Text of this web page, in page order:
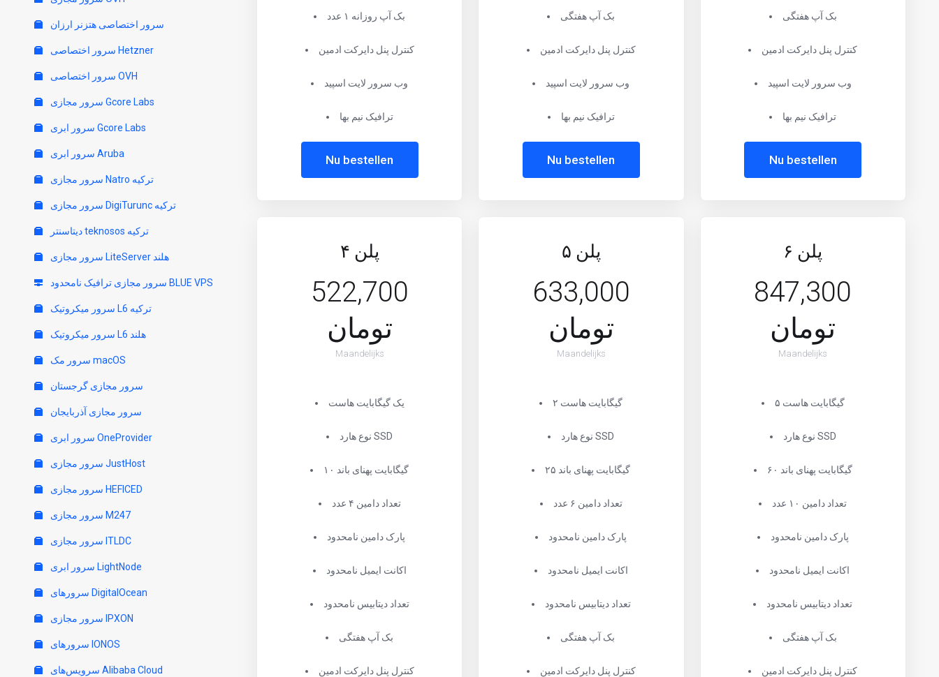
سرور اختصاصی هتزنر ارزان
سرور اختصاصی Hetzner
سرور اختصاصی OVH
سرور مجازی Gcore Labs
سرور ابری Gcore Labs
سرور ابری Aruba
سرور مجازی Natro ترکیه
سرور مجازی DigiTurunc ترکیه
دیتاسنتر teknosos ترکیه
سرور مجازی LiteServer هلند
سرور مجازی ترافیک نامحدود BLUE VPS
سرور میکروتیک L6 ترکیه
سرور میکروتیک L6 هلند
سرور مک macOS
سرور مجازی گرجستان
سرور مجازی آذربایجان
سرور ابری OneProvider
سرور مجازی JustHost
سرور مجازی HEFICED
سرور مجازی M247
سرور مجازی ITLDC
سرور ابری LightNode
سرورهای DigitalOcean
سرور مجازی IPXON
سرورهای IONOS
سرویس‌های Alibaba Cloud
بک آپ روزانه ۱ عدد
کنترل پنل دایرکت ادمین
وب سرور لایت اسپید
ترافیک نیم بها
Nu bestellen
بک آپ هفتگی
کنترل پنل دایرکت ادمین
وب سرور لایت اسپید
ترافیک نیم بها
Nu bestellen
بک آپ هفتگی
کنترل پنل دایرکت ادمین
وب سرور لایت اسپید
ترافیک نیم بها
Nu bestellen
پلن ۴
522,700
تومان
Maandelijks
یک گیگابایت هاست
نوع هارد SSD
۱۰ گیگابایت پهنای باند
تعداد دامین ۴ عدد
پارک دامین نامحدود
اکانت ایمیل نامحدود
تعداد دیتابیس نامحدود
بک آپ هفتگی
کنترل پنل دایرکت ادمین
پلن ۵
633,000
تومان
Maandelijks
۲ گیگابایت هاست
نوع هارد SSD
۲۵ گیگابایت پهنای باند
تعداد دامین ۶ عدد
پارک دامین نامحدود
اکانت ایمیل نامحدود
تعداد دیتابیس نامحدود
بک آپ هفتگی
کنترل پنل دایرکت ادمین
پلن ۶
847,300
تومان
Maandelijks
۵ گیگابایت هاست
نوع هارد SSD
۶۰ گیگابایت پهنای باند
تعداد دامین ۱۰ عدد
پارک دامین نامحدود
اکانت ایمیل نامحدود
تعداد دیتابیس نامحدود
بک آپ هفتگی
کنترل پنل دایرکت ادمین